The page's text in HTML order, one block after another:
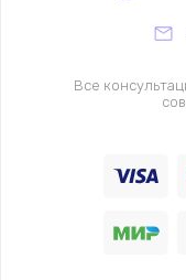
Все